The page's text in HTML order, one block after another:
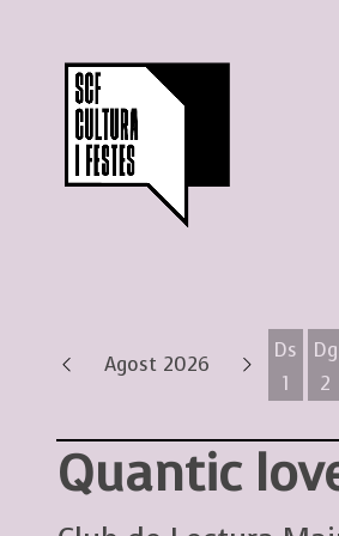
Agost 2026
Ds
1
Dg
2
Quantic